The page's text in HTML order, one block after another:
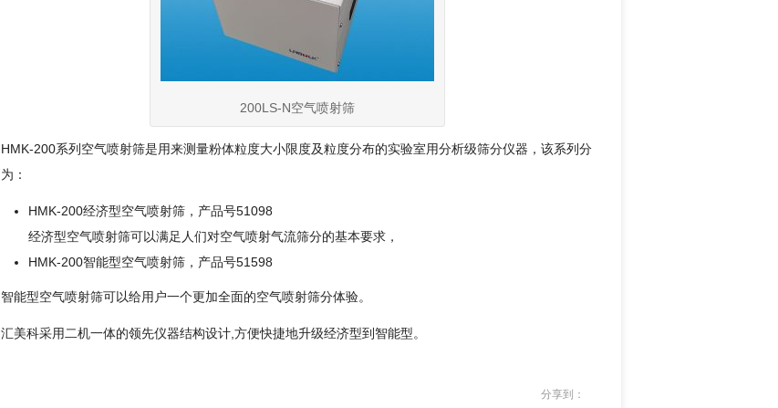
200LS-N空气喷射筛
HMK-200系列空气喷射筛是用来测量粉体粒度大小限度及粒度分布的实验室用分析级筛分仪器，该系列分
为：
HMK-200经济型空气喷射筛，产品号51098
经济型空气喷射筛可以满足人们对空气喷射气流筛分的基本要求，
HMK-200智能型空气喷射筛，产品号51598
智能型空气喷射筛可以给用户一个更加全面的空气喷射筛分体验。
汇美科采用二机一体的领先仪器结构设计,方便快捷地升级经济型到智能型。
分享到：